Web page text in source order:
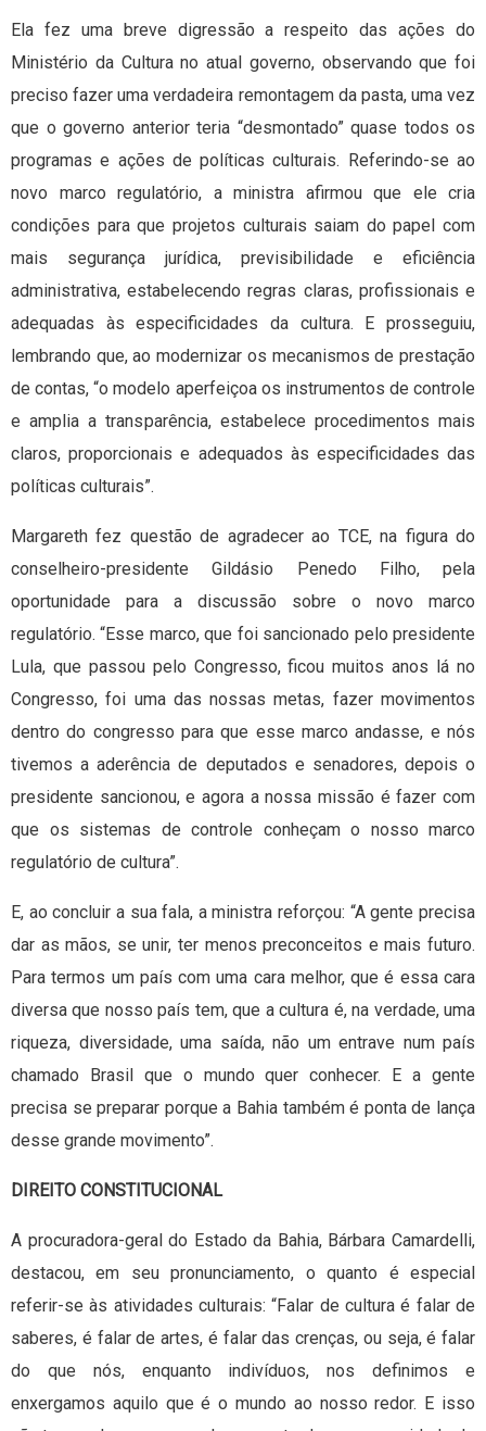
Ela fez uma breve digressão a respeito das ações do
Ministério da Cultura no atual governo, observando que foi
preciso fazer uma verdadeira remontagem da pasta, uma vez
que o governo anterior teria “desmontado” quase todos os
programas e ações de políticas culturais. Referindo-se ao
novo marco regulatório, a ministra afirmou que ele cria
condições para que projetos culturais saiam do papel com
mais segurança jurídica, previsibilidade e eficiência
administrativa, estabelecendo regras claras, profissionais e
adequadas às especificidades da cultura. E prosseguiu,
lembrando que, ao modernizar os mecanismos de prestação
de contas, “o modelo aperfeiçoa os instrumentos de controle
e amplia a transparência, estabelece procedimentos mais
claros, proporcionais e adequados às especificidades das
políticas culturais”.
Margareth fez questão de agradecer ao TCE, na figura do
conselheiro-presidente Gildásio Penedo Filho, pela
oportunidade para a discussão sobre o novo marco
regulatório. “Esse marco, que foi sancionado pelo presidente
Lula, que passou pelo Congresso, ficou muitos anos lá no
Congresso, foi uma das nossas metas, fazer movimentos
dentro do congresso para que esse marco andasse, e nós
tivemos a aderência de deputados e senadores, depois o
presidente sancionou, e agora a nossa missão é fazer com
que os sistemas de controle conheçam o nosso marco
regulatório de cultura”.
E, ao concluir a sua fala, a ministra reforçou: “A gente precisa
dar as mãos, se unir, ter menos preconceitos e mais futuro.
Para termos um país com uma cara melhor, que é essa cara
diversa que nosso país tem, que a cultura é, na verdade, uma
riqueza, diversidade, uma saída, não um entrave num país
chamado Brasil que o mundo quer conhecer. E a gente
precisa se preparar porque a Bahia também é ponta de lança
desse grande movimento”.
DIREITO CONSTITUCIONAL
A procuradora-geral do Estado da Bahia, Bárbara Camardelli,
destacou, em seu pronunciamento, o quanto é especial
referir-se às atividades culturais: “Falar de cultura é falar de
saberes, é falar de artes, é falar das crenças, ou seja, é falar
do que nós, enquanto indivíduos, nos definimos e
enxergamos aquilo que é o mundo ao nosso redor. E isso